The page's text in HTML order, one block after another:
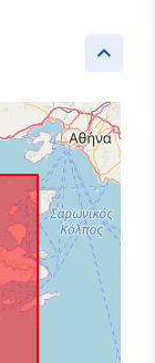
keyboard_arrow_up